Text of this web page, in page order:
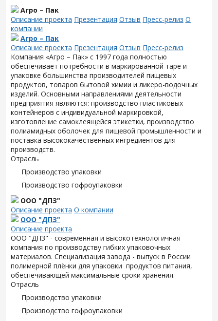
Агро – Пак
Описание проекта Презентация Отзыв Пресс-релиз О
компании
Агро – Пак
Описание проекта Презентация Отзыв Пресс-релиз
Компания «Агро – Пак» с 1997 года полностью
обеспечивает потребности в маркированной таре и
упаковке большинства производителей пищевых
продуктов, товаров бытовой химии и ликеро-водочных
изделий. Основными направлениями деятельности
предприятия являются: производство пластиковых
контейнеров с индивидуальной маркировкой,
изготовление самоклеящейся этикетки, производство
полиамидных оболочек для пищевой промышленности и
поставка высококачественных ингредиентов для
производств.
Отрасль
Производство упаковки
Производство гофроупаковки
ООО "ДПЗ"
Описание проекта О компании
ООО "ДПЗ"
Описание проекта
ООО "ДПЗ" - современная и высокотехнологичная
компания по производству гибких упаковочных
материалов. Специализация завода - выпуск в России
полимерной плёнки для упаковки продуктов питания,
обеспечивающей максимальные сроки хранения.
Отрасль
Производство упаковки
Производство гофроупаковки